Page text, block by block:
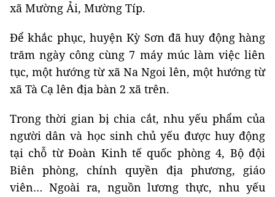
xã Mường Ải, Mường Típ.
Để khắc phục, huyện Kỳ Sơn đã huy động hàng
trăm ngày công cùng 7 máy múc làm việc liên
tục, một hướng từ xã Na Ngoi lên, một hướng từ
xã Tà Cạ lên địa bàn 2 xã trên.
Trong thời gian bị chia cắt, nhu yếu phẩm của
người dân và học sinh chủ yếu được huy động
tại chỗ từ Đoàn Kinh tế quốc phòng 4, Bộ đội
Biên phòng, chính quyền địa phương, giáo
viên… Ngoài ra, nguồn lương thực, nhu yếu